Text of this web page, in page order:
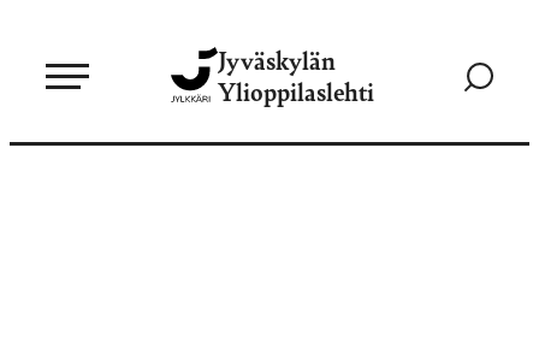
sisältöön
Jyväskylän
Ylioppilaslehti
Siirry